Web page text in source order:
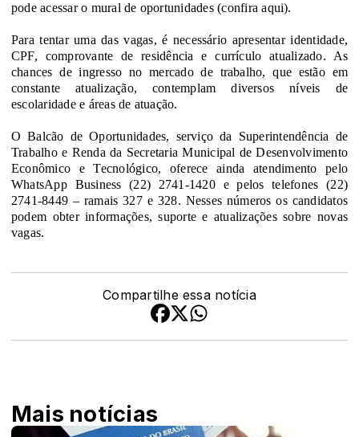
pode acessar o mural de oportunidades (confira aqui).
Para tentar uma das vagas, é necessário apresentar identidade,
CPF, comprovante de residência e currículo atualizado. As
chances de ingresso no mercado de trabalho, que estão em
constante atualização, contemplam diversos níveis de
escolaridade e áreas de atuação.
O Balcão de Oportunidades, serviço da Superintendência de
Trabalho e Renda da Secretaria Municipal de Desenvolvimento
Econômico e Tecnológico, oferece ainda atendimento pelo
WhatsApp Business (22) 2741-1420 e pelos telefones (22)
2741-8449 – ramais 327 e 328. Nesses números os candidatos
podem obter informações, suporte e atualizações sobre novas
vagas.
Compartilhe essa notícia
Mais notícias